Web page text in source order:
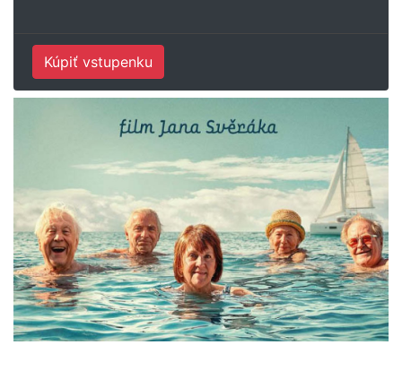
Kúpiť vstupenku